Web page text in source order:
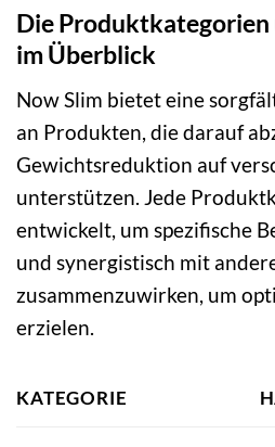
Die
im Überblick
Now Slim bietet eine
an Produkten, die darauf
Gewichtsreduktion auf
unterstützen. Jede
entwickelt, um spezifische
und synergistisch mit
zusammenzuwirken, um
erzielen.
KATEGORIE